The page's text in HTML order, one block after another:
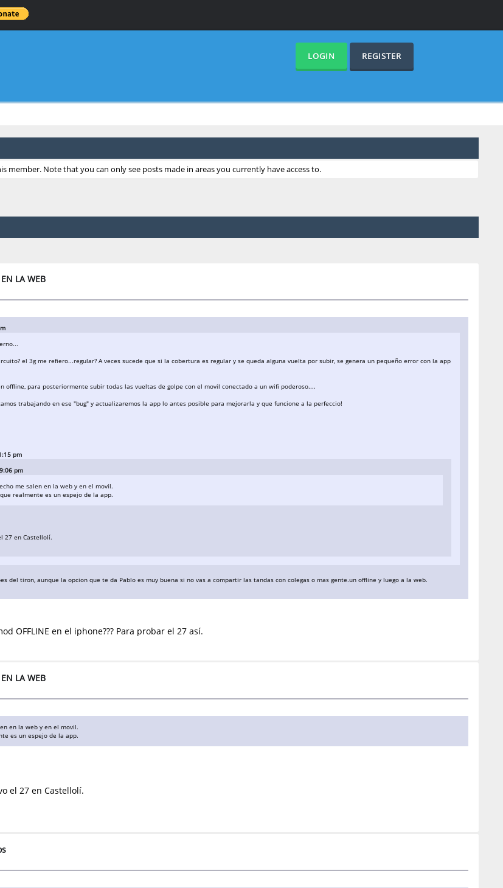
LOGIN REGISTER
member. Note that you can only see posts made in areas you currently have access to.
LA WEB
el 3g me refiero...regular? A veces sucede que si la cobertura es regular y se queda alguna vuelta por subir, se genera un pequeño error con la app
offline, para posteriormente subir todas las vueltas de golpe con el movil conectado a un wifi poderoso....
trabajando en ese "bug" y actualizaremos la app lo antes posible para mejorarla y que funcione a la perfeccio!
pm
pm
me salen en la web y en el movil.
realmente es un espejo de la app.
27 en Castellolí.
del tiron, aunque la opcion que te da Pablo es muy buena si no vas a compartir las tandas con colegas o mas gente.un offline y luego a la web.
OFFLINE en el iphone??? Para probar el 27 así.
LA WEB
en la web y en el movil.
es un espejo de la app.
el 27 en Castellolí.